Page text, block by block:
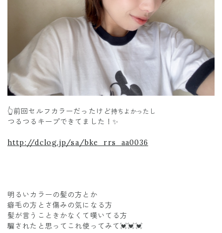
👆前回セルフカラーだったけど持ちよかったし
つるつるキープできてました！✨
http://dclog.jp/sa/bke_rrs_aa0036
明るいカラーの髪の方とか
癖毛の方とさ傷みの気になる方
髪が言うこときかなくて嘆いてる方
騙されたと思ってこれ使ってみて💓💓💓